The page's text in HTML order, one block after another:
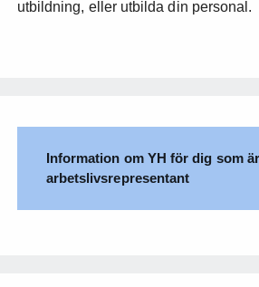
utbildning, eller utbilda din personal.
Information om YH för dig som är
arbetslivsrepresentant